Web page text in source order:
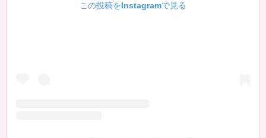
この投稿をInstagramで見る